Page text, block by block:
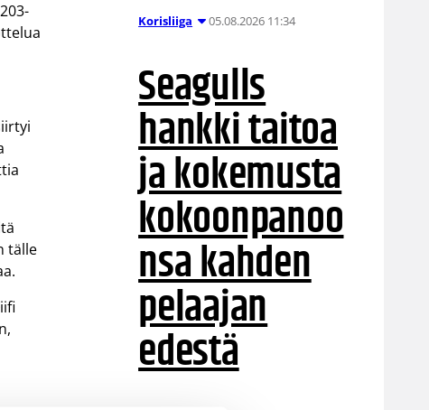
tälle
Korisliiga 05.08.2026 11:34
Seagulls
hankki taitoa
ja kokemusta
kokoonpanoo
nsa kahden
pelaajan
edestä